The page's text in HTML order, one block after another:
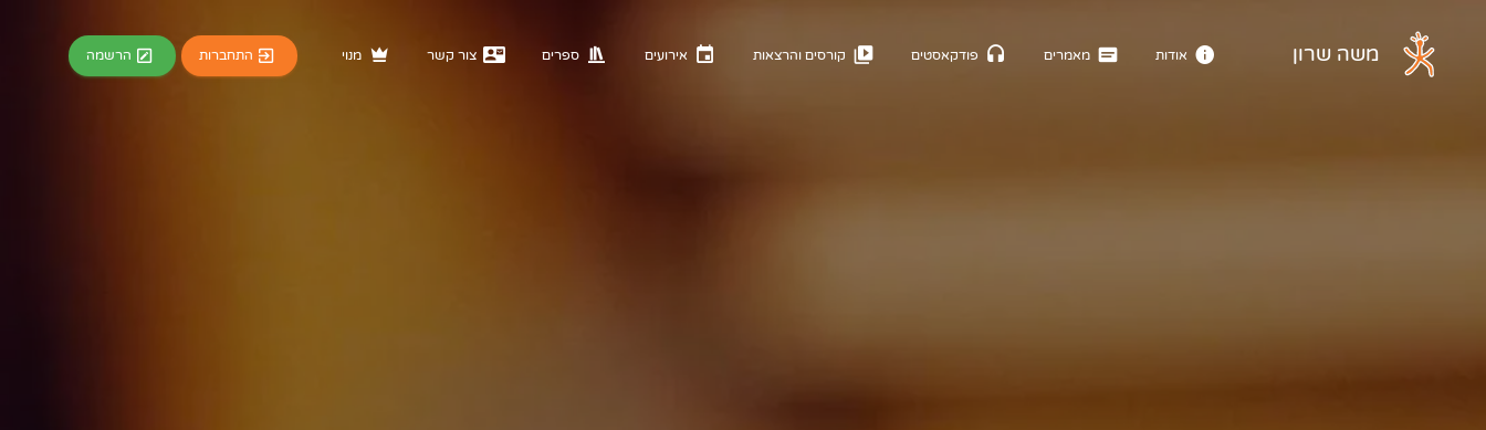
משה שרון אודות מאמרים פודקאסטים קורסים והרצאות אירועים ספרים צור קשר מנוי התחברות הרשמה